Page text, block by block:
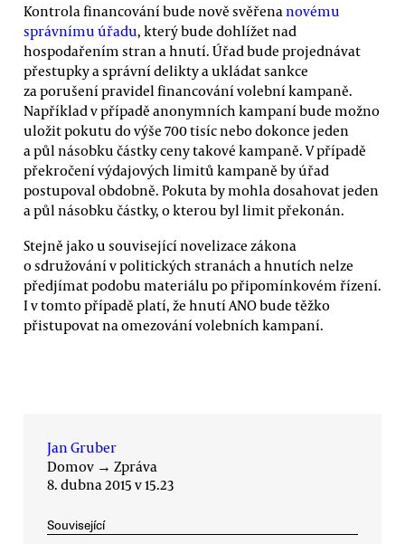
Kontrola financování bude nově svěřena novému
správnímu úřadu, který bude dohlížet nad
hospodařením stran a hnutí. Úřad bude projednávat
přestupky a správní delikty a ukládat sankce
za porušení pravidel financování volební kampaně.
Například v případě anonymních kampaní bude možno
uložit pokutu do výše 700 tisíc nebo dokonce jeden
a půl násobku částky ceny takové kampaně. V případě
překročení výdajových limitů kampaně by úřad
postupoval obdobně. Pokuta by mohla dosahovat jeden
a půl násobku částky, o kterou byl limit překonán.
Stejně jako u související novelizace zákona
o sdružování v politických stranách a hnutích nelze
předjímat podobu materiálu po připomínkovém řízení.
I v tomto případě platí, že hnutí ANO bude těžko
přistupovat na omezování volebních kampaní.
Jan Gruber
Domov → Zpráva
8. dubna 2015 v 15.23
Související